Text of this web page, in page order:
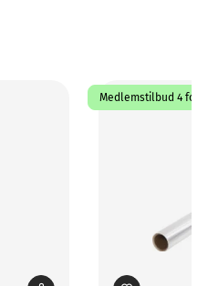
Medlemstilbud 4 for 3